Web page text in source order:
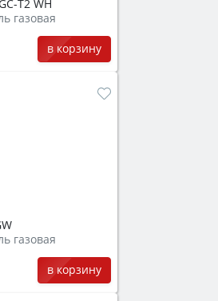
T2 WH
газовая
в корзину
газовая
в корзину